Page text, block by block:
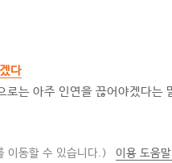
다
로는 아주 인연을 끊어야겠다는
이동할 수 있습니다.) 이용 도움